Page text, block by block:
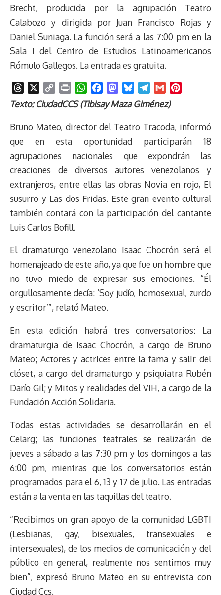
Brecht, producida por la agrupación Teatro
Calabozo y dirigida por Juan Francisco Rojas y
Daniel Suniaga. La función será a las 7:00 pm en la
Sala I del Centro de Estudios Latinoamericanos
Rómulo Gallegos. La entrada es gratuita.
h
e
s
o
y
i
n
k
r
n
W
h
t
A
p
p
a
c
e
o
o
k
M
a
t
d
n
l
e
y
e
e
r
a
m
m
a
i
t
e
r
e
s
t
Texto: CiudadCCS (Tibisay Maza Giménez)
Bruno Mateo, director del Teatro Tracoda, informó
que en esta oportunidad participarán 18
agrupaciones nacionales que expondrán las
creaciones de diversos autores venezolanos y
extranjeros, entre ellas las obras Novia en rojo, El
susurro y Las dos Fridas. Este gran evento cultural
también contará con la participación del cantante
Luis Carlos Bofill.
El dramaturgo venezolano Isaac Chocrón será el
homenajeado de este año, ya que fue un hombre que
no tuvo miedo de expresar sus emociones. “Él
orgullosamente decía: ‘Soy judío, homosexual, zurdo
y escritor’”, relató Mateo.
En esta edición habrá tres conversatorios: La
dramaturgia de Isaac Chocrón, a cargo de Bruno
Mateo; Actores y actrices entre la fama y salir del
clóset, a cargo del dramaturgo y psiquiatra Rubén
Darío Gil; y Mitos y realidades del VIH, a cargo de la
Fundación Acción Solidaria.
Todas estas actividades se desarrollarán en el
Celarg; las funciones teatrales se realizarán de
jueves a sábado a las 7:30 pm y los domingos a las
6:00 pm, mientras que los conversatorios están
programados para el 6, 13 y 17 de julio. Las entradas
están a la venta en las taquillas del teatro.
“Recibimos un gran apoyo de la comunidad LGBTI
(Lesbianas, gay, bisexuales, transexuales e
intersexuales), de los medios de comunicación y del
público en general, realmente nos sentimos muy
bien”, expresó Bruno Mateo en su entrevista con
Ciudad Ccs.